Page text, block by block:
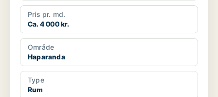
Pris pr. md.
Ca. 4 000 kr.
Område
Haparanda
Type
Rum